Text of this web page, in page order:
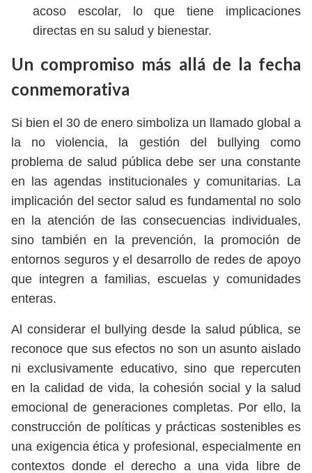
acoso escolar, lo que tiene implicaciones
directas en su salud y bienestar.
Un compromiso más allá de la fecha
conmemorativa
Si bien el 30 de enero simboliza un llamado global a
la no violencia, la gestión del bullying como
problema de salud pública debe ser una constante
en las agendas institucionales y comunitarias. La
implicación del sector salud es fundamental no solo
en la atención de las consecuencias individuales,
sino también en la prevención, la promoción de
entornos seguros y el desarrollo de redes de apoyo
que integren a familias, escuelas y comunidades
enteras.
Al considerar el bullying desde la salud pública, se
reconoce que sus efectos no son un asunto aislado
ni exclusivamente educativo, sino que repercuten
en la calidad de vida, la cohesión social y la salud
emocional de generaciones completas. Por ello, la
construcción de políticas y prácticas sostenibles es
una exigencia ética y profesional, especialmente en
contextos donde el derecho a una vida libre de